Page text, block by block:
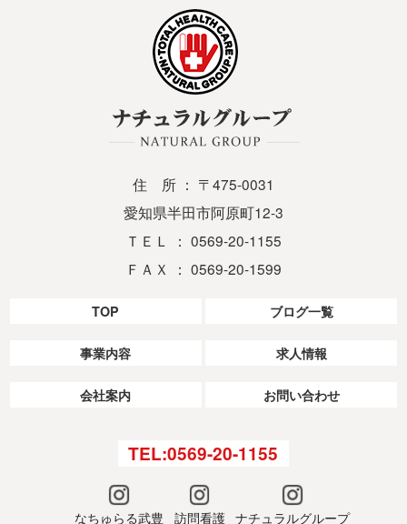
住 所 ： 〒475-0031
愛知県半田市阿原町12-3
ＴＥＬ ： 0569-20-1155
ＦＡＸ ： 0569-20-1599
TOP
事業内容
会社案内
ブログ一覧
求人情報
お問い合わせ
TEL:0569-20-1155
なちゅらる武豊 訪問看護 ナチュラルグループ